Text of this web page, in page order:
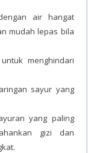
air hangat
mudah lepas bila
menghindari
sayur yang
yang paling
gizi dan